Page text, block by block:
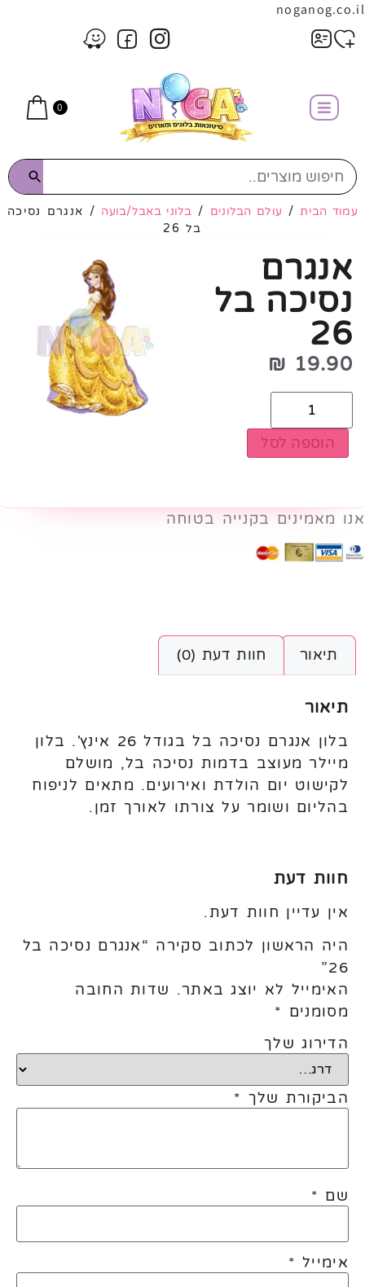
noganog.co.il
0
עמוד הבית/ עולם הבלונים / בלוני באבל/בועה / אנגרם נסיכה
בל 26
אנגרם
נסיכה בל
26
19.90
₪
הוספה לסל
אנו מאמינים בקנייה בטוחה
תיאור חוות דעת (0)
תיאור
בלון אנגרם נסיכה בל בגודל 26 אינץ'. בלון
מיילר מעוצב בדמות נסיכה בל, מושלם
לקישוט יום הולדת ואירועים. מתאים לניפוח
בהליום ושומר על צורתו לאורך זמן.
חוות דעת
אין עדיין חוות דעת.
היה הראשון לכתוב סקירה “אנגרם נסיכה בל
26”
האימייל לא יוצג באתר. שדות החובה
מסומנים *
הדירוג שלך
הביקורת שלך *
שם *
אימייל *